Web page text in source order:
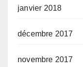
janvier 2018
décembre 2017
novembre 2017